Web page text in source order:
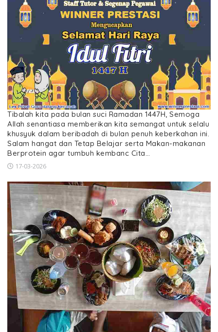
Tibalah kita pada bulan suci Ramadan 1447H, Semoga
Allah senantiasa memberikan kita semangat untuk selalu
khusyuk dalam beribadah di bulan penuh keberkahan ini.
Salam hangat dan Tetap Belajar serta Makan-makanan
Berprotein agar tumbuh kembanc Cita…
17-03-2026